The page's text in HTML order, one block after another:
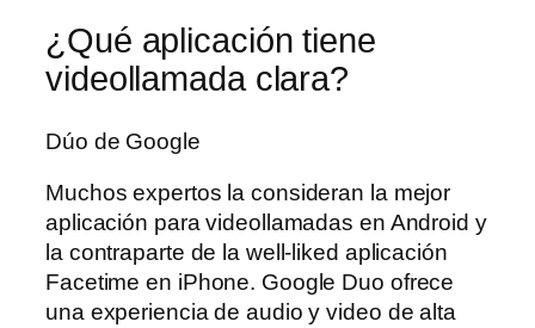
¿Qué aplicación tiene
videollamada clara?
Dúo de Google
Muchos expertos la consideran la mejor
aplicación para videollamadas en Android y
la contraparte de la well-liked aplicación
Facetime en iPhone. Google Duo ofrece
una experiencia de audio y video de alta